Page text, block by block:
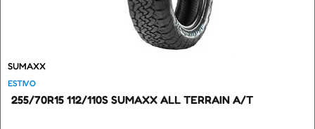
SUMAXX
ESTIVO
255/70R15 112/110S SUMAXX ALL TERRAIN A/T